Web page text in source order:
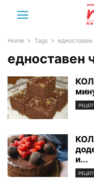
Home Tags едноставен
едноставен
и...